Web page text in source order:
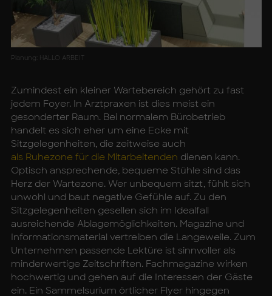
Planung: HALLO ARBEIT
Zumindest ein kleiner Wartebereich gehört zu fast
jedem Foyer. In Arztpraxen ist dies meist ein
gesonderter Raum. Bei normalem Bürobetrieb
handelt es sich eher um eine Ecke mit
Sitzgelegenheiten, die zeitweise auch
als Ruhezone für die Mitarbeitenden dienen kann.
Optisch ansprechende, bequeme Stühle sind das
Herz der Wartezone. Wer unbequem sitzt, fühlt sich
unwohl und baut negative Gefühle auf. Zu den
Sitzgelegenheiten gesellen sich im Idealfall
ausreichende Ablagemöglichkeiten. Magazine und
Informationsmaterial vertreiben die Langeweile. Zum
Unternehmen passende Lektüre ist sinnvoller als
minderwertige Zeitschriften. Fachmagazine wirken
hochwertig und gehen auf die Interessen der Gäste
ein. Ein Sammelsurium örtlicher Flyer hingegen